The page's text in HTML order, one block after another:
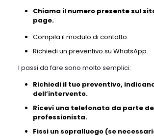
Chiama il numero presente sul
page.
Compila il modulo di contatto.
Richiedi un preventivo su WhatsApp.
I passi da fare sono molto semplici:
Richiedi il tuo preventivo,
dell’intervento.
Ricevi una telefonata da parte
professionista.
Fissi un sopralluogo (se